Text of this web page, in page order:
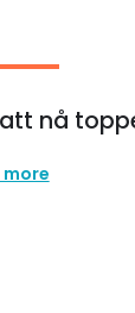
nå
more